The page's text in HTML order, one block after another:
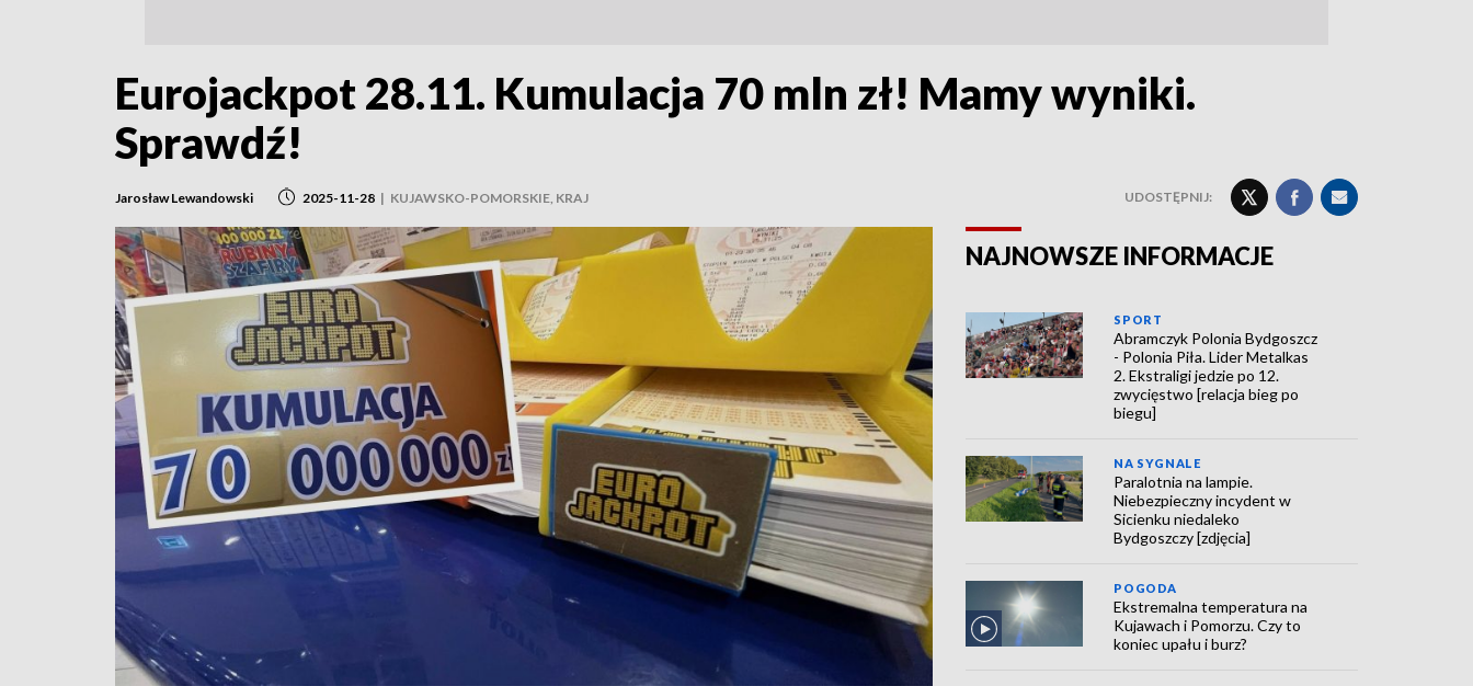
Eurojackpot 28.11. Kumulacja 70 mln zł! Mamy wyniki.
Sprawdź!
Jarosław Lewandowski 2025-11-28 | KUJAWSKO-POMORSKIE, KRAJ UDOSTĘPNIJ:
NAJNOWSZE INFORMACJE
SPORT
Abramczyk Polonia Bydgoszcz
- Polonia Piła. Lider Metalkas
2. Ekstraligi jedzie po 12.
zwycięstwo [relacja bieg po
biegu]
NA SYGNALE
Paralotnia na lampie.
Niebezpieczny incydent w
Sicienku niedaleko
Bydgoszczy [zdjęcia]
POGODA
Ekstremalna temperatura na
Kujawach i Pomorzu. Czy to
koniec upału i burz?